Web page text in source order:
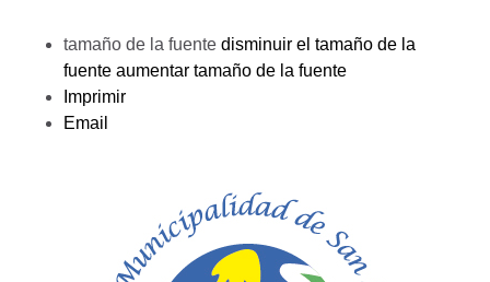
tamaño de la fuente disminuir el tamaño de la
fuente aumentar tamaño de la fuente
Imprimir
Email